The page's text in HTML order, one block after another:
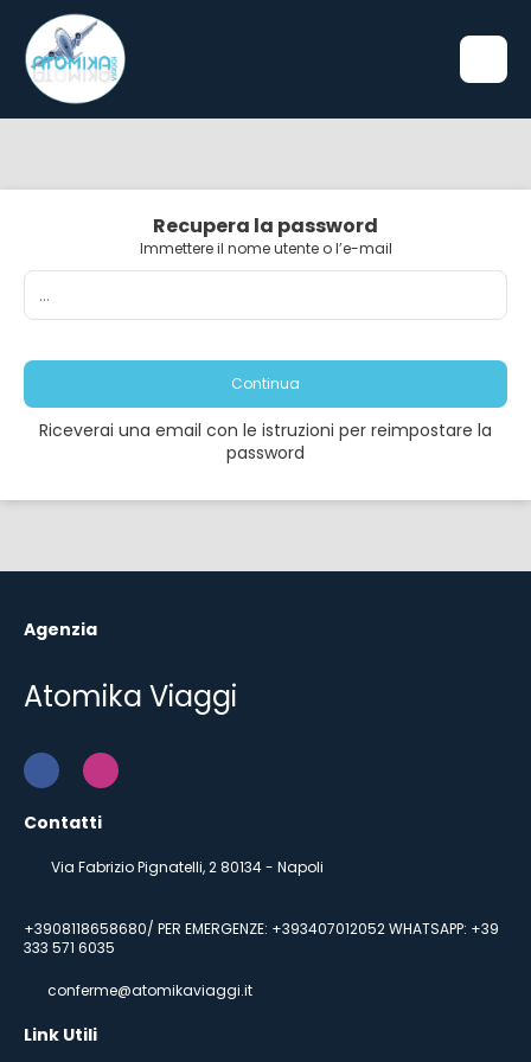
Recupera la password
Immettere il nome utente o l’e-mail
Continua
Riceverai una email con le istruzioni per reimpostare la
password
Agenzia
Atomika Viaggi
Contatti
Via Fabrizio Pignatelli, 2 80134 - Napoli
+3908118658680/ PER EMERGENZE: +393407012052 WHATSAPP: +39
333 571 6035
conferme@atomikaviaggi.it
Link Utili